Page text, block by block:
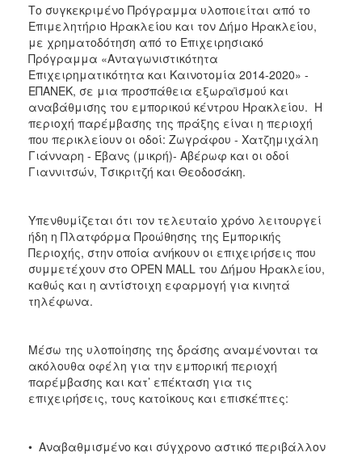
Το συγκεκριμένο Πρόγραμμα υλοποιείται από το
Επιμελητήριο Ηρακλείου και τον Δήμο Ηρακλείου,
με χρηματοδότηση από το Επιχειρησιακό
Πρόγραμμα «Ανταγωνιστικότητα
Επιχειρηματικότητα και Καινοτομία 2014-2020» -
ΕΠΑΝΕΚ, σε μια προσπάθεια εξωραϊσμού και
αναβάθμισης του εμπορικού κέντρου Ηρακλείου. Η
περιοχή παρέμβασης της πράξης είναι η περιοχή
που περικλείουν οι οδοί: Ζωγράφου - Χατζημιχάλη
Γιάνναρη - Έβανς (μικρή)- Αβέρωφ και οι οδοί
Γιαννιτσών, Τσικριτζή και Θεοδοσάκη.
Υπενθυμίζεται ότι τον τελευταίο χρόνο λειτουργεί
ήδη η Πλατφόρμα Προώθησης της Εμπορικής
Περιοχής, στην οποία ανήκουν οι επιχειρήσεις που
συμμετέχουν στο OPEN MALL του Δήμου Ηρακλείου,
καθώς και η αντίστοιχη εφαρμογή για κινητά
τηλέφωνα.
Μέσω της υλοποίησης της δράσης αναμένονται τα
ακόλουθα οφέλη για την εμπορική περιοχή
παρέμβασης και κατ’ επέκταση για τις
επιχειρήσεις, τους κατοίκους και επισκέπτες:
• Αναβαθμισμένο και σύγχρονο αστικό περιβάλλον